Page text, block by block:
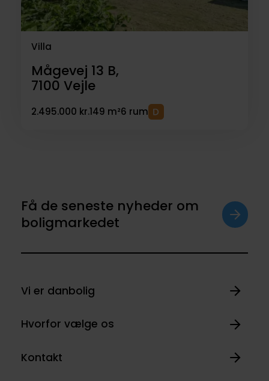
Villa
Mågevej 13 B,
7100 Vejle
2.495.000 kr.149 m²6 rum
Få de seneste nyheder om
boligmarkedet
Vi er danbolig
Hvorfor vælge os
Kontakt